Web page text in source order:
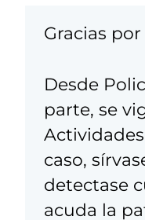
Gracias
Desde
parte, se
caso,
detectase
acuda la